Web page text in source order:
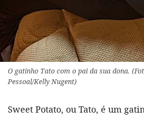
O gatinho Tato com o pai da sua dona.
Pessoal/Kelly Nugent)
Sweet Potato, ou Tato, é um